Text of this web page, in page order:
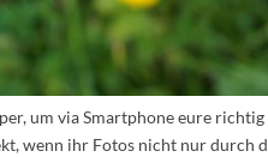
um via Smartphone eure
wenn ihr Fotos nicht nur durch